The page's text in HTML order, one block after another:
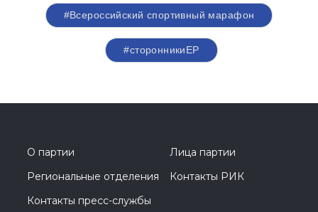
#Всероссийский спортивный марафон
#сторонникиЕР
О партии
Лица партии
Региональные отделения
Контакты РИК
Контакты пресс-службы